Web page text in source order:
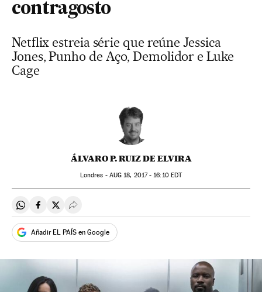
contragosto
Netflix estreia série que reúne Jessica
Jones, Punho de Aço, Demolidor e Luke
Cage
ÁLVARO P. RUIZ DE ELVIRA
Londres - AUG 18, 2017 - 16:10EDT
Compartir en Whatsapp
Compartir en Facebook
Compartir en Twitter
Desplegar Redes Sociales
Añadir EL PAÍS en Google